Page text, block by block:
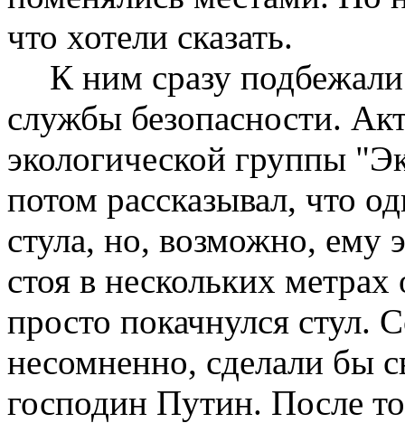
что хотели сказать.
К ним сразу
службы безопасности.
экологической группы
потом рассказывал, что
стула, но, возможно, ему
стоя в нескольких
просто покачнулся стул.
несомненно, сделали бы
господин Путин. После